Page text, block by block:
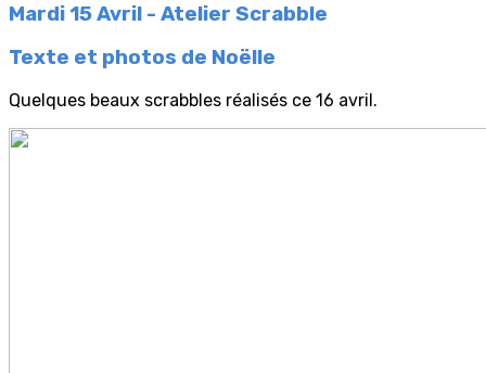
Mardi 15 Avril - Atelier Scrabble
Texte et photos de Noëlle
Quelques beaux scrabbles réalisés ce 16 avril.